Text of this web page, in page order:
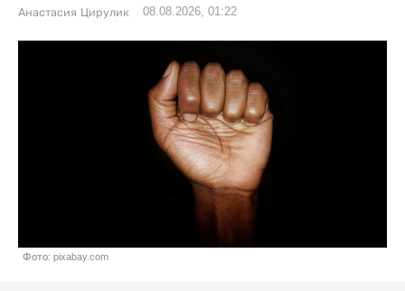
Анастасия Цирулик 08.08.2026, 01:22
Фото: pixabay.com